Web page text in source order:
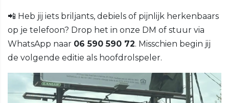
📲 Heb jij iets briljants, debiels of pijnlijk herkenbaars
op je telefoon? Drop het in onze DM of stuur via
WhatsApp naar 06 590 590 72. Misschien begin jij
de volgende editie als hoofdrolspeler.